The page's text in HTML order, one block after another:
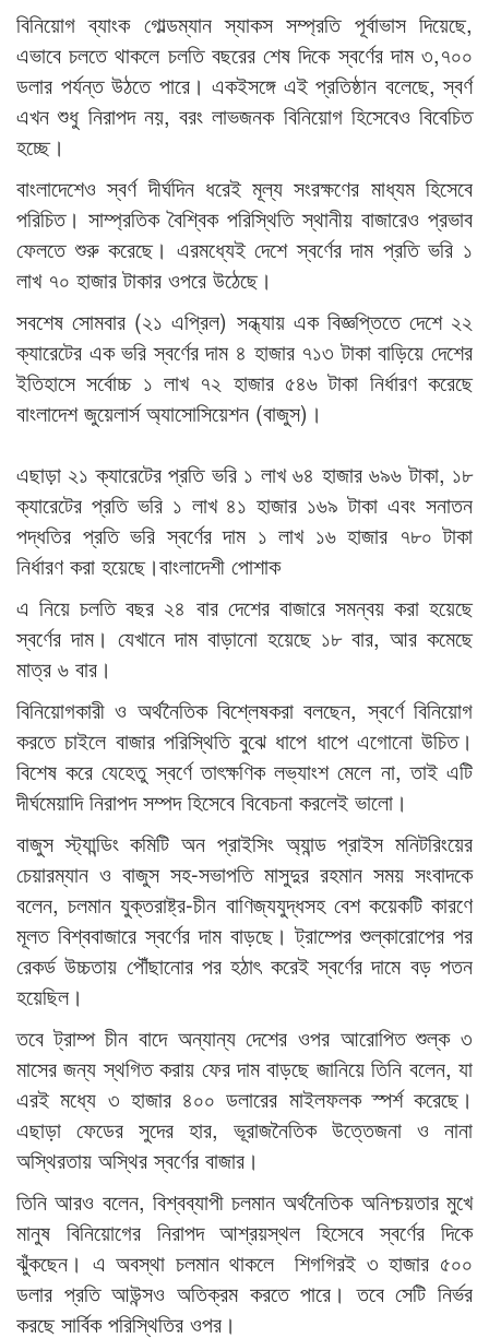
বিনিয়োগ ব্যাংক গোল্ডম্যান স্যাকস সম্প্রতি পূর্বাভাস দিয়েছে,
এভাবে চলতে থাকলে চলতি বছরের শেষ দিকে স্বর্ণের দাম ৩,৭০০
ডলার পর্যন্ত উঠতে পারে। একইসঙ্গে এই প্রতিষ্ঠান বলেছে, স্বর্ণ
এখন শুধু নিরাপদ নয়, বরং লাভজনক বিনিয়োগ হিসেবেও বিবেচিত
হচ্ছে।
বাংলাদেশেও স্বর্ণ দীর্ঘদিন ধরেই মূল্য সংরক্ষণের মাধ্যম হিসেবে
পরিচিত। সাম্প্রতিক বৈশ্বিক পরিস্থিতি স্থানীয় বাজারেও প্রভাব
ফেলতে শুরু করেছে। এরমধ্যেই দেশে স্বর্ণের দাম প্রতি ভরি ১
লাখ ৭০ হাজার টাকার ওপরে উঠেছে।
সবশেষ সোমবার (২১ এপ্রিল) সন্ধ্যায় এক বিজ্ঞপ্তিতে দেশে ২২
ক্যারেটের এক ভরি স্বর্ণের দাম ৪ হাজার ৭১৩ টাকা বাড়িয়ে দেশের
ইতিহাসে সর্বোচ্চ ১ লাখ ৭২ হাজার ৫৪৬ টাকা নির্ধারণ করেছে
বাংলাদেশ জুয়েলার্স অ্যাসোসিয়েশন (বাজুস)।
এছাড়া ২১ ক্যারেটের প্রতি ভরি ১ লাখ ৬৪ হাজার ৬৯৬ টাকা, ১৮
ক্যারেটের প্রতি ভরি ১ লাখ ৪১ হাজার ১৬৯ টাকা এবং সনাতন
পদ্ধতির প্রতি ভরি স্বর্ণের দাম ১ লাখ ১৬ হাজার ৭৮০ টাকা
নির্ধারণ করা হয়েছে।বাংলাদেশী পোশাক
এ নিয়ে চলতি বছর ২৪ বার দেশের বাজারে সমন্বয় করা হয়েছে
স্বর্ণের দাম। যেখানে দাম বাড়ানো হয়েছে ১৮ বার, আর কমেছে
মাত্র ৬ বার।
বিনিয়োগকারী ও অর্থনৈতিক বিশ্লেষকরা বলছেন, স্বর্ণে বিনিয়োগ
করতে চাইলে বাজার পরিস্থিতি বুঝে ধাপে ধাপে এগোনো উচিত।
বিশেষ করে যেহেতু স্বর্ণে তাৎক্ষণিক লভ্যাংশ মেলে না, তাই এটি
দীর্ঘমেয়াদি নিরাপদ সম্পদ হিসেবে বিবেচনা করলেই ভালো।
বাজুস স্ট্যান্ডিং কমিটি অন প্রাইসিং অ্যান্ড প্রাইস মনিটরিংয়ের
চেয়ারম্যান ও বাজুস সহ-সভাপতি মাসুদুর রহমান সময় সংবাদকে
বলেন, চলমান যুক্তরাষ্ট্র-চীন বাণিজ্যযুদ্ধসহ বেশ কয়েকটি কারণে
মূলত বিশ্ববাজারে স্বর্ণের দাম বাড়ছে। ট্রাম্পের শুল্কারোপের পর
রেকর্ড উচ্চতায় পৌঁছানোর পর হঠাৎ করেই স্বর্ণের দামে বড় পতন
হয়েছিল।
তবে ট্রাম্প চীন বাদে অন্যান্য দেশের ওপর আরোপিত শুল্ক ৩
মাসের জন্য স্থগিত করায় ফের দাম বাড়ছে জানিয়ে তিনি বলেন, যা
এরই মধ্যে ৩ হাজার ৪০০ ডলারের মাইলফলক স্পর্শ করেছে।
এছাড়া ফেডের সুদের হার, ভূরাজনৈতিক উত্তেজনা ও নানা
অস্থিরতায় অস্থির স্বর্ণের বাজার।
তিনি আরও বলেন, বিশ্বব্যাপী চলমান অর্থনৈতিক অনিশ্চয়তার মুখে
মানুষ বিনিয়োগের নিরাপদ আশ্রয়স্থল হিসেবে স্বর্ণের দিকে
ঝুঁকছেন। এ অবস্থা চলমান থাকলে শিগগিরই ৩ হাজার ৫০০
ডলার প্রতি আউন্সও অতিক্রম করতে পারে। তবে সেটি নির্ভর
করছে সার্বিক পরিস্থিতির ওপর।